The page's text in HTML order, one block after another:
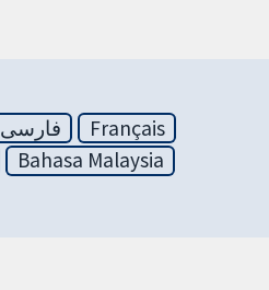
فارسی
Français
Bahasa Malaysia